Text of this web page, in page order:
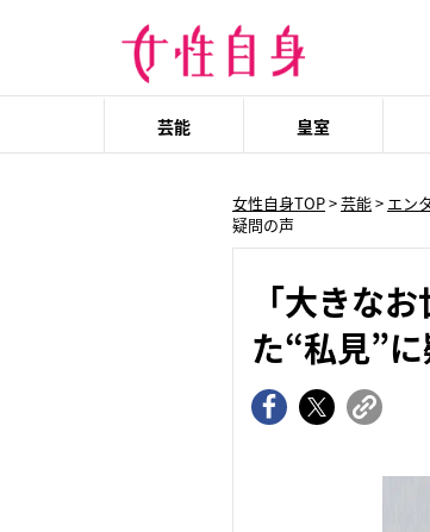
芸能 皇室
女性自身TOP>芸能> エン
疑問の声
「大きな
た“私見”